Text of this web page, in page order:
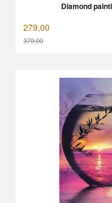
Diamond
279,00
379,00